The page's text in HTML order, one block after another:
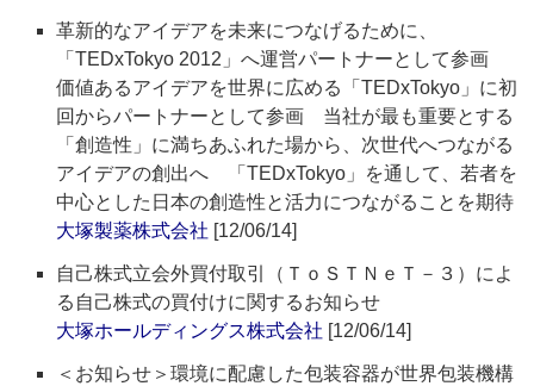
革新的なアイデアを未来につなげるために、
「TEDxTokyo 2012」へ運営パートナーとして参画
価値あるアイデアを世界に広める「TEDxTokyo」に初
回からパートナーとして参画 当社が最も重要とする
「創造性」に満ちあふれた場から、次世代へつながる
アイデアの創出へ 「TEDxTokyo」を通して、若者を
中心とした日本の創造性と活力につながることを期待
大塚製薬株式会社 [12/06/14]
自己株式立会外買付取引（ＴｏＳＴＮｅＴ－３）によ
る自己株式の買付けに関するお知らせ
大塚ホールディングス株式会社 [12/06/14]
＜お知らせ＞環境に配慮した包装容器が世界包装機構